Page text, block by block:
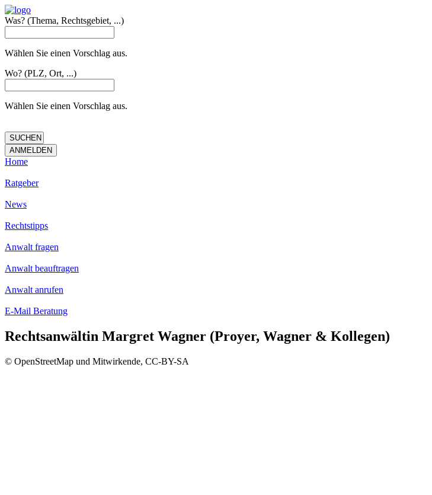
Was? (Thema, Rechtsgebiet, ...)
Wählen Sie einen Vorschlag aus.
Wo? (PLZ, Ort, ...)
Wählen Sie einen Vorschlag aus.
Home
Ratgeber
News
Rechtstipps
Anwalt fragen
Anwalt beauftragen
Anwalt anrufen
E-Mail Beratung
Rechtsanwältin Margret Wagner (Proyer, Wagner & Kollegen)
© OpenStreetMap und Mitwirkende, CC-BY-SA